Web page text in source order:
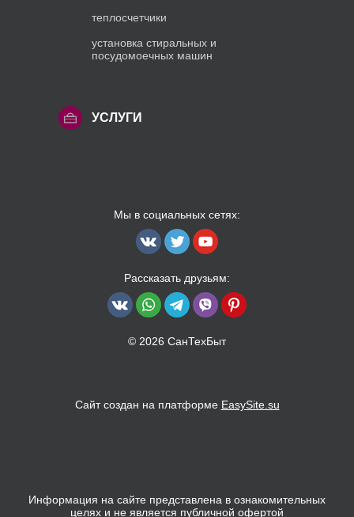
теплосчетчики
установка стиральных и
посудомоечных машин
УСЛУГИ
Мы в социальных сетях:
Рассказать друзьям:
© 2026 СанТехБыт
Сайт создан на платформе EasySite.su
Информация на сайте представлена в ознакомительных
целях и не является публичной офертой